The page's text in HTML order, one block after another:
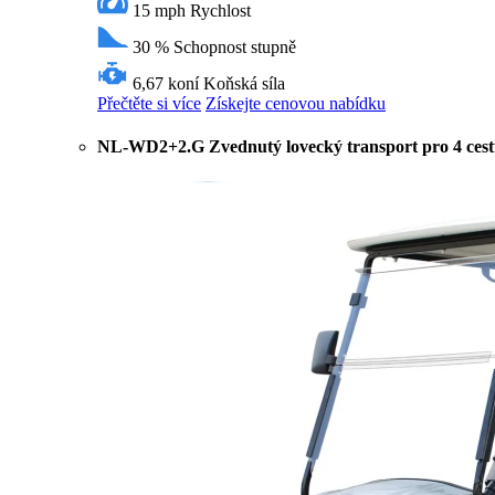
15 mph Rychlost
30 % Schopnost stupně
6,67 koní Koňská síla
Přečtěte si více Získejte cenovou nabídku
NL-WD2+2.G Zvednutý lovecký transport pro 4